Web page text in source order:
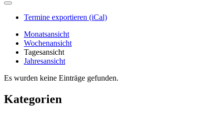
Termine exportieren (iCal)
Monatsansicht
Wochenansicht
Tagesansicht
Jahresansicht
Es wurden keine Einträge gefunden.
Kategorien